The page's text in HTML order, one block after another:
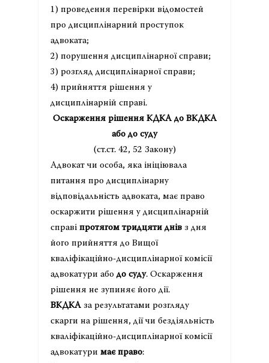
1) проведення перевірки відомостей
про дисциплінарний проступок
адвоката;
2) порушення дисциплінарної справи;
3) розгляд дисциплінарної справи;
4) прийняття рішення у
дисциплінарній справі.
Оскарження рішення КДКА до ВКДКА
або до суду
(ст.ст. 42, 52 Закону)
Адвокат чи особа, яка ініціювала
питання про дисциплінарну
відповідальність адвоката, має право
оскаржити рішення у дисциплінарній
справі протягом тридцяти днів з дня
його прийняття до Вищої
кваліфікаційно-дисциплінарної комісії
адвокатури або до суду. Оскарження
рішення не зупиняє його дії.
ВКДКА за результатами розгляду
скарги на рішення, дії чи бездіяльність
кваліфікаційно-дисциплінарної комісії
адвокатури має право: